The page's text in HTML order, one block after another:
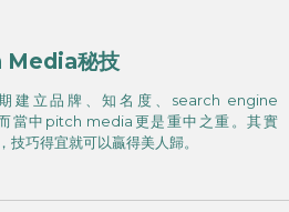
Media秘技
建立品牌、知名度、search engine
當中pitch media更是重中之重。其實
巧得宜就可以贏得美人歸。